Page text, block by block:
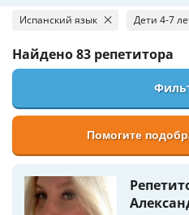
Испанский язык Дети 4-7
Найдено83 репетитора
Помогите